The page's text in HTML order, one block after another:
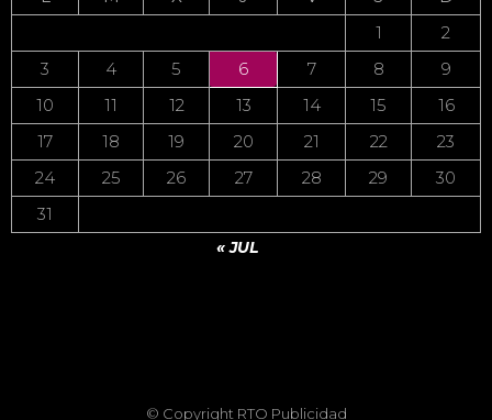
1
2
3
4 5 6 7 8
9
10
11 12 13 14 15
16
17
18 19 20 21 22
23
24
25 26 27 28 29
30
31
« JUL
© Copyright RTO Publicidad